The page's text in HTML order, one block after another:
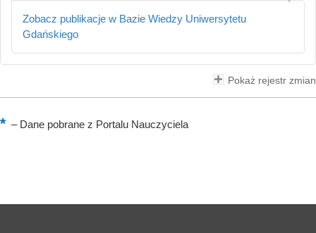
Zobacz publikacje w Bazie Wiedzy Uniwersytetu
Gdańskiego
Pokaż rejestr zmian
–Dane pobrane z Portalu Nauczyciela